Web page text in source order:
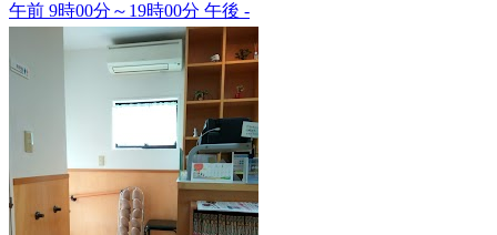
午前 9時00分～19時00分 午後 -